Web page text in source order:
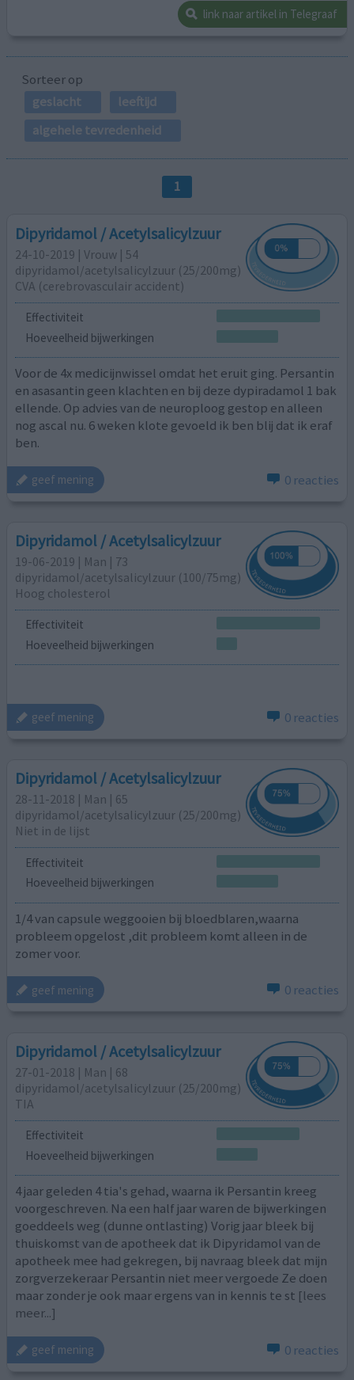
link naar artikel in Telegraaf
Sorteer op
geslacht
leeftijd
algehele tevredenheid
1
Dipyridamol / Acetylsalicylzuur
24-10-2019 | Vrouw | 54
dipyridamol/acetylsalicylzuur (25/200mg)
CVA (cerebrovasculair accident)
Effectiviteit
Hoeveelheid bijwerkingen
Voor de 4x medicijnwissel omdat het eruit ging. Persantin
en asasantin geen klachten en bij deze dypiradamol 1 bak
ellende. Op advies van de neuroploog gestop en alleen
nog ascal nu. 6 weken klote gevoeld ik ben blij dat ik eraf
ben.
geef mening 0 reacties
Dipyridamol / Acetylsalicylzuur
19-06-2019 | Man | 73
dipyridamol/acetylsalicylzuur (100/75mg)
Hoog cholesterol
Effectiviteit
Hoeveelheid bijwerkingen
geef mening 0 reacties
Dipyridamol / Acetylsalicylzuur
28-11-2018 | Man | 65
dipyridamol/acetylsalicylzuur (25/200mg)
Niet in de lijst
Effectiviteit
Hoeveelheid bijwerkingen
1/4 van capsule weggooien bij bloedblaren,waarna
probleem opgelost ,dit probleem komt alleen in de
zomer voor.
geef mening 0 reacties
Dipyridamol / Acetylsalicylzuur
27-01-2018 | Man | 68
dipyridamol/acetylsalicylzuur (25/200mg)
TIA
Effectiviteit
Hoeveelheid bijwerkingen
4 jaar geleden 4 tia's gehad, waarna ik Persantin kreeg
voorgeschreven. Na een half jaar waren de bijwerkingen
goeddeels weg (dunne ontlasting) Vorig jaar bleek bij
thuiskomst van de apotheek dat ik Dipyridamol van de
apotheek mee had gekregen, bij navraag bleek dat mijn
zorgverzekeraar Persantin niet meer vergoede Ze doen
maar zonder je ook maar ergens van in kennis te st [lees
meer...]
geef mening 0 reacties